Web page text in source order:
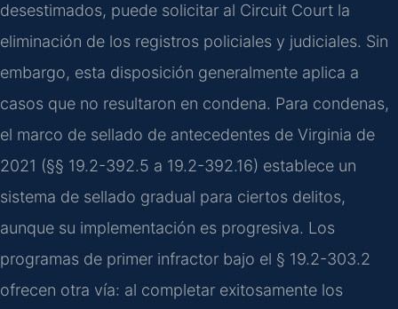
desestimados, puede solicitar al Circuit Court la
eliminación de los registros policiales y judiciales. Sin
embargo, esta disposición generalmente aplica a
casos que no resultaron en condena. Para condenas,
el marco de sellado de antecedentes de Virginia de
2021 (§§ 19.2-392.5 a 19.2-392.16) establece un
sistema de sellado gradual para ciertos delitos,
aunque su implementación es progresiva. Los
programas de primer infractor bajo el § 19.2-303.2
ofrecen otra vía: al completar exitosamente los